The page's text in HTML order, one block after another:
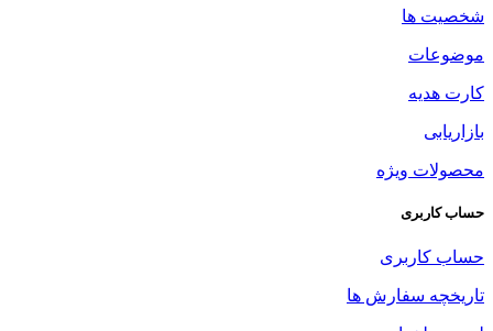
شخصیت ها
موضوعات
کارت هدیه
بازاریابی
محصولات ویژه
حساب کاربری
حساب کاربری
تاریخچه سفارش ها